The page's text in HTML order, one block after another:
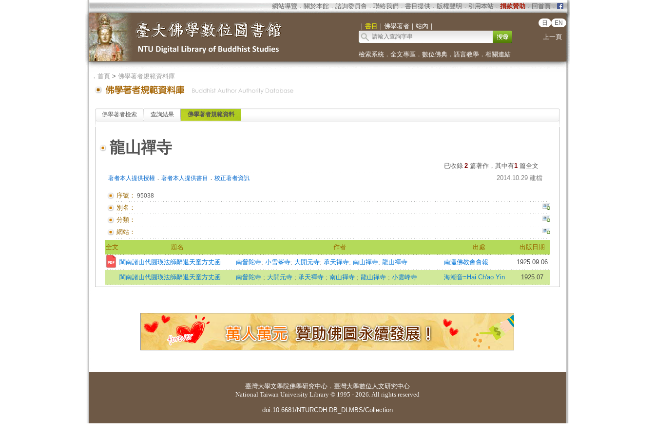
網站導覽 ． 關於本館． 諮詢委員會． 聯絡我們 ． 書目提供． 版權聲明 ． 引用本站． 捐款贊助．回首頁．
｜ 書目 ｜ 佛學著者｜ 站內 ｜ 日 EN
上一頁
檢索系統． 全文專區 ． 數位佛典． 語言教學． 相關連結
． 首頁> 佛學著者規範資料庫
佛學著者檢索 查詢結果 佛學著者規範資料
龍山禪寺
已收錄 2 篇著作，其中有1篇全文
著者本人提供授權． 著者本人提供書目 ． 校正著者資訊 2014.10.29 建檔
序號： 95038
別名：
分類：
網站：
全文 題名 作者 出處 出版日期
閩南諸山代圓瑛法師辭退天童方丈函 南普陀寺; 小雪峯寺; 大開元寺; 承天禪寺; 南山禪寺; 龍山禪寺 南瀛佛教會會報 1925.09.06
閩南諸山代圓瑛法師辭退天童方丈函 南普陀寺 ; 大開元寺 ; 承天禪寺 ; 南山禪寺 ; 龍山禪寺 ; 小雲峰寺 海潮音=Hai Ch'ao Yin 1925.07
臺灣大學文學院佛學研究中心 ． 臺灣大學數位人文研究中心
National Taiwan University Library © 1995 - 2026. All rights reserved
doi:10.6681/NTURCDH.DB_DLMBS/Collection